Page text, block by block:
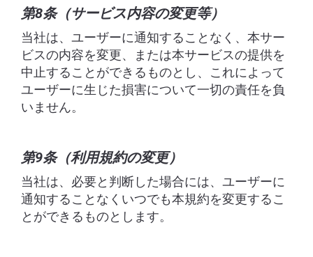
第8条（サービス内容の変更等）
当社は、ユーザーに通知することなく、本サー
ビスの内容を変更、または本サービスの提供を
中止することができるものとし、これによって
ユーザーに生じた損害について一切の責任を負
いません。
第9条（利用規約の変更）
当社は、必要と判断した場合には、ユーザーに
通知することなくいつでも本規約を変更するこ
とができるものとします。